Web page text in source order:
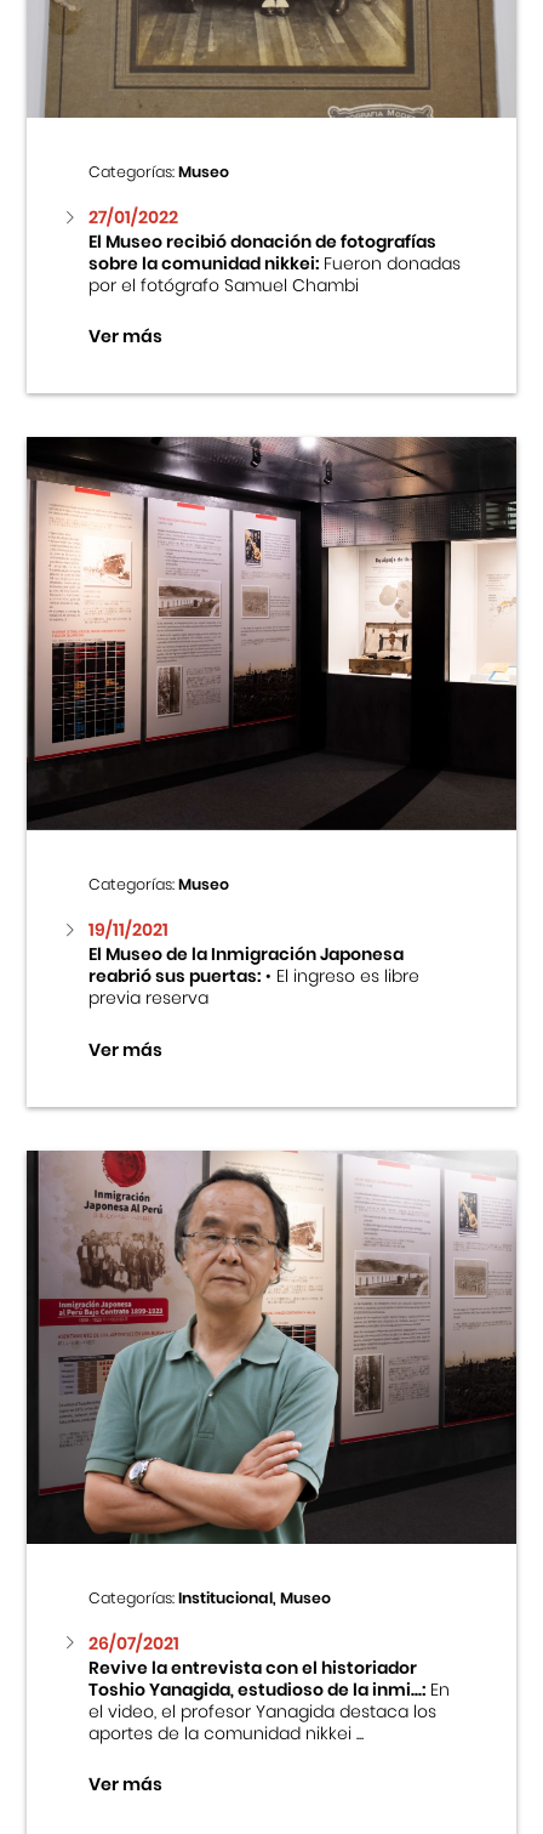
Centro Cultural Peruano Japonés
Museo de la Inmigración Japonesa
Fondo Editorial
Teatro Peruano Japonés
Categorías:Museo
27/01/2022
El Museo recibió donación de fotografías
sobre la comunidad nikkei:Fueron donadas
por el fotógrafo Samuel Chambi
Ver más
Categorías:Museo
19/11/2021
El Museo de la Inmigración Japonesa
reabrió sus puertas:• El ingreso es libre
previa reserva
Ver más
Categorías:Institucional, Museo
26/07/2021
Revive la entrevista con el historiador
Toshio Yanagida, estudioso de la inmi...:En
el video, el profesor Yanagida destaca los
aportes de la comunidad nikkei ...
Ver más